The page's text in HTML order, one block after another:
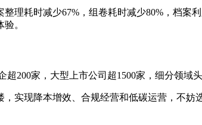
理耗时减少67%，组卷耗时减少80%，档案
。
200家，大型上市公司超1500家，细分领域
实现降本增效、合规经营和低碳运营，不